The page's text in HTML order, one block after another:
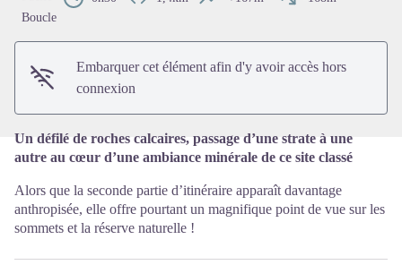
Boucle
Embarquer cet élément afin d'y avoir accès hors
connexion
Un défilé de roches calcaires, passage d’une strate à une
autre au cœur d’une ambiance minérale de ce site classé
Alors que la seconde partie d’itinéraire apparaît davantage
anthropisée, elle offre pourtant un magnifique point de vue sur les
sommets et la réserve naturelle !